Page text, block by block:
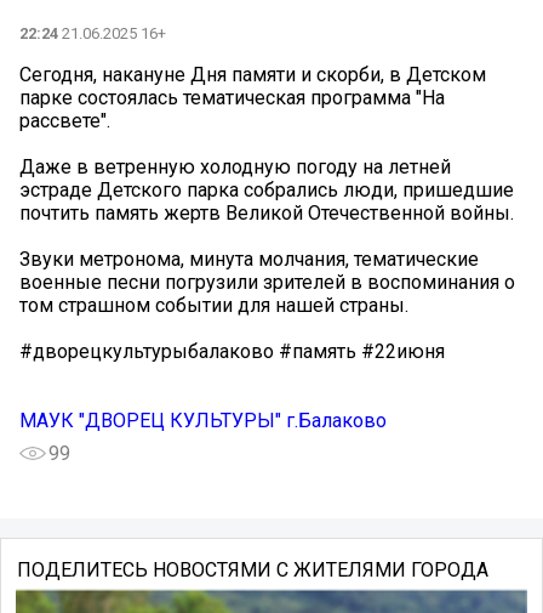
22:24 21.06.2025 16+
Сегодня, накануне Дня памяти и скорби, в Детском
парке состоялась тематическая программа "На
рассвете".
Даже в ветренную холодную погоду на летней
эстраде Детского парка собрались люди, пришедшие
почтить память жертв Великой Отечественной войны.
Звуки метронома, минута молчания, тематические
военные песни погрузили зрителей в воспоминания о
том страшном событии для нашей страны.
#дворецкультурыбалаково #память #22июня
МАУК "ДВОРЕЦ КУЛЬТУРЫ" г.Балаково
99
ПОДЕЛИТЕСЬ НОВОСТЯМИ С ЖИТЕЛЯМИ ГОРОДА